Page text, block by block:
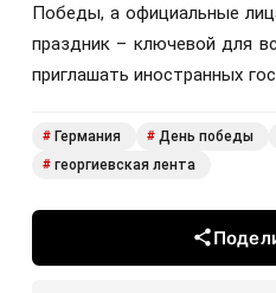
Победы, а официальные
праздник – ключевой для
приглашать иностранных
# Германия # День победы
# георгиевская лента